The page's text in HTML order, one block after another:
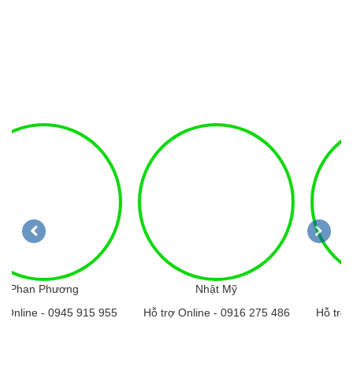
Nhật Mỹ
Hỗ trợ Online -0916 275 486
Hỗ trợ Online -0948 206 246